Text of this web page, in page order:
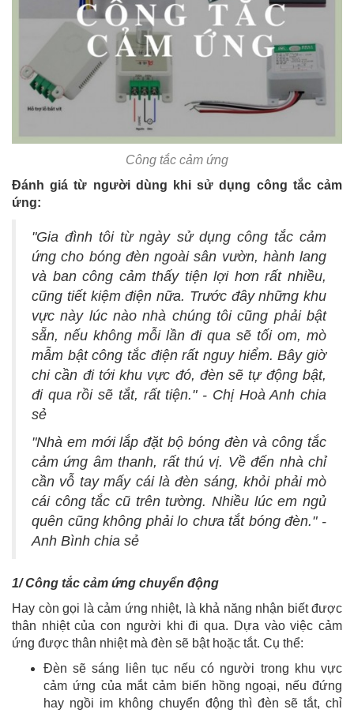
Công tắc cảm ứng
Đánh giá từ người dùng khi sử dụng công tắc cảm
ứng:
"Gia đình tôi từ ngày sử dụng công tắc cảm
ứng cho bóng đèn ngoài sân vườn, hành lang
và ban công cảm thấy tiện lợi hơn rất nhiều,
cũng tiết kiệm điện nữa. Trước đây những khu
vực này lúc nào nhà chúng tôi cũng phải bật
sẵn, nếu không mỗi lần đi qua sẽ tối om, mò
mẫm bật công tắc điện rất nguy hiểm. Bây giờ
chi cần đi tới khu vực đó, đèn sẽ tự động bật,
đi qua rồi sẽ tắt, rất tiện." - Chị Hoà Anh chia
sẻ
"Nhà em mới lắp đặt bộ bóng đèn và công tắc
cảm ứng âm thanh, rất thú vị. Về đến nhà chỉ
cần vỗ tay mấy cái là đèn sáng, khỏi phải mò
cái công tắc cũ trên tường. Nhiều lúc em ngủ
quên cũng không phải lo chưa tắt bóng đèn." -
Anh Bình chia sẻ
1/ Công tắc cảm ứng chuyển động
Hay còn gọi là cảm ứng nhiệt, là khả năng nhận biết được
thân nhiệt của con người khi đi qua. Dựa vào việc cảm
ứng được thân nhiệt mà đèn sẽ bật hoặc tắt. Cụ thể:
Đèn sẽ sáng liên tục nếu có người trong khu vực
cảm ứng của mắt cảm biến hồng ngoại, nếu đứng
hay ngồi im không chuyển động thì đèn sẽ tắt, chỉ